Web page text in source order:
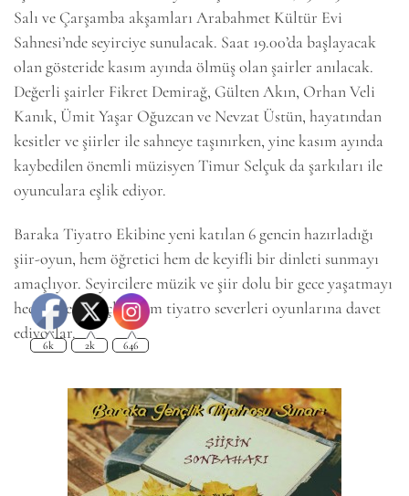
Salı ve Çarşamba akşamları Arabahmet Kültür Evi
Sahnesi’nde seyirciye sunulacak. Saat 19.00’da başlayacak
olan gösteride kasım ayında ölmüş olan şairler anılacak.
Değerli şairler Fikret Demirağ, Gülten Akın, Orhan Veli
Kanık, Ümit Yaşar Oğuzcan ve Nevzat Üstün, hayatından
kesitler ve şiirler ile sahneye taşınırken, yine kasım ayında
kaybedilen önemli müzisyen Timur Selçuk da şarkıları ile
oyunculara eşlik ediyor.
Baraka Tiyatro Ekibine yeni katılan 6 gencin hazırladığı
şiir-oyun, hem öğretici hem de keyifli bir dinleti sunmayı
amaçlıyor. Seyircilere müzik ve şiir dolu bir gece yaşatmayı
hedefleyen gençler, tüm tiyatro severleri oyunlarına davet
ediyorlar.